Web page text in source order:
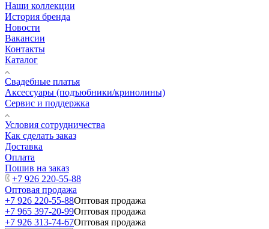
Наши коллекции
История бренда
Новости
Вакансии
Контакты
Каталог
Свадебные платья
Аксессуары (подъюбники/кринолины)
Сервис и поддержка
Условия сотрудничества
Как сделать заказ
Доставка
Оплата
Пошив на заказ
+7 926 220-55-88
Оптовая продажа
+7 926 220-55-88Оптовая продажа
+7 965 397-20-99Оптовая продажа
+7 926 313-74-67Оптовая продажа